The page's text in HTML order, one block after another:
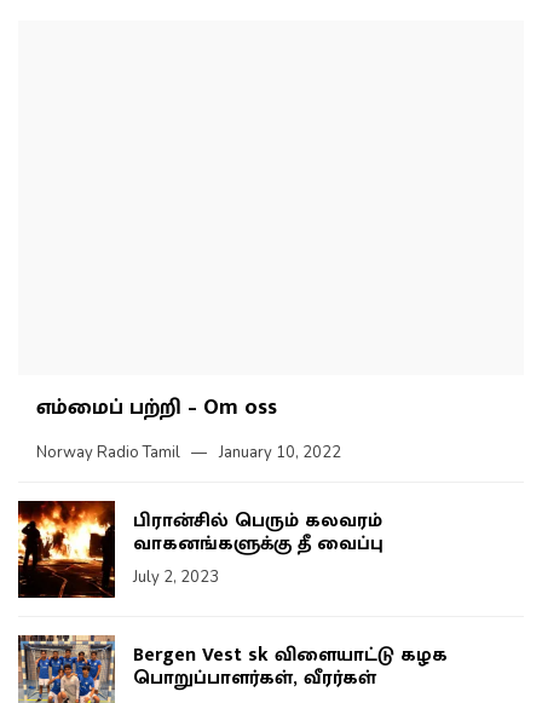
எம்மைப் பற்றி – Om oss
Norway Radio Tamil January 10, 2022
பிரான்சில் பெரும் கலவரம்
வாகனங்களுக்கு தீ வைப்பு
July 2, 2023
Bergen Vest sk விளையாட்டு கழக
பொறுப்பாளர்கள், வீரர்கள்